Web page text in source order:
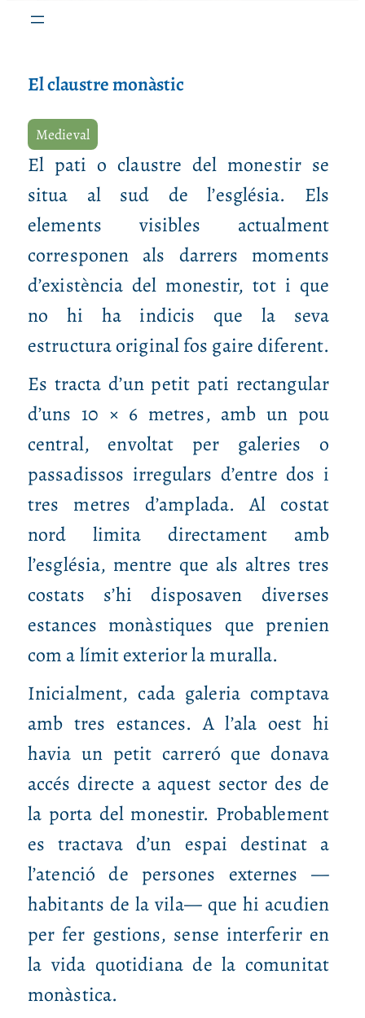
El claustre monàstic
Medieval
El pati o claustre del monestir se
situa al sud de l’església. Els
elements visibles actualment
corresponen als darrers moments
d’existència del monestir, tot i que
no hi ha indicis que la seva
estructura original fos gaire diferent.
Es tracta d’un petit pati rectangular
d’uns 10 × 6 metres, amb un pou
central, envoltat per galeries o
passadissos irregulars d’entre dos i
tres metres d’amplada. Al costat
nord limita directament amb
l’església, mentre que als altres tres
costats s’hi disposaven diverses
estances monàstiques que prenien
com a límit exterior la muralla.
Inicialment, cada galeria comptava
amb tres estances. A l’ala oest hi
havia un petit carreró que donava
accés directe a aquest sector des de
la porta del monestir. Probablement
es tractava d’un espai destinat a
l’atenció de persones externes —
habitants de la vila— que hi acudien
per fer gestions, sense interferir en
la vida quotidiana de la comunitat
monàstica.